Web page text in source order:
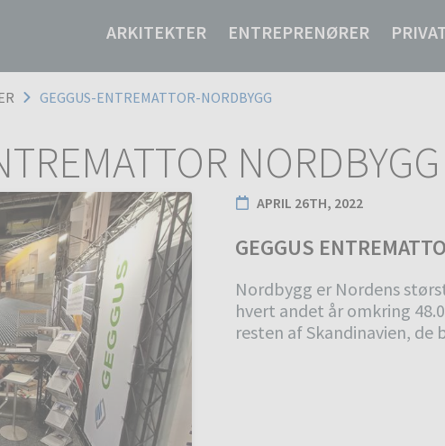
ARKITEKTER ENTREPRENØRER
GEGGUS-ENTREMATTOR-NORDBYGG
NORDBYGG
APRIL 26TH, 2022
GEGGUS
Nordbygg er Nordens
hvert andet år omkring
resten af Skandinavien, de